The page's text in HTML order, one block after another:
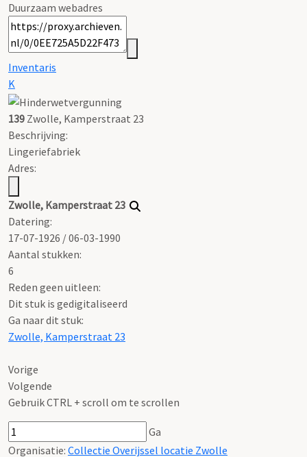
Duurzaam webadres
Inventaris
K
139 Zwolle, Kamperstraat 23
Beschrijving:
Lingeriefabriek
Adres:
Zwolle, Kamperstraat 23
Datering:
17-07-1926 / 06-03-1990
Aantal stukken:
6
Reden geen uitleen:
Dit stuk is gedigitaliseerd
Ga naar dit stuk:
Zwolle, Kamperstraat 23
Vorige
Volgende
Gebruik CTRL + scroll om te scrollen
Ga
Organisatie: Collectie Overijssel locatie Zwolle